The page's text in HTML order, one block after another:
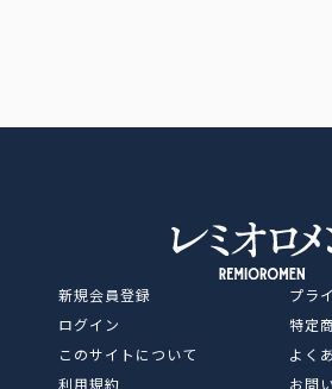
レミオロメン
新規会員登録
ログイン
このサイトについて
利用規約
プラ
特定
よく
お問